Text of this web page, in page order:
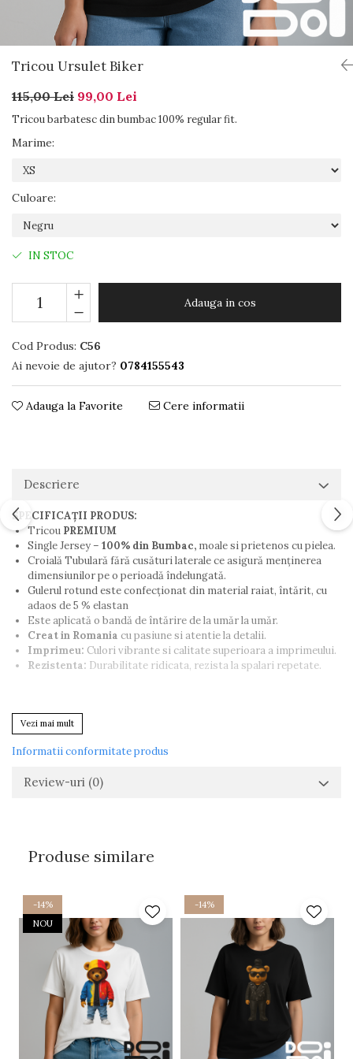
Tricou Ursulet Biker
115,00 Lei 99,00 Lei
Tricou barbatesc din bumbac 100% regular fit.
Marime:
Culoare:
IN STOC
Adauga in cos
Cod Produs: C56
Ai nevoie de ajutor? 0784155543
Adauga la Favorite Cere informatii
Descriere
SPECIFICAȚII PRODUS:
Tricou PREMIUM
Single Jersey – 100% din Bumbac, moale si prietenos cu pielea.
Croială Tubulară fără cusături laterale ce asigură menţinerea
dimensiunilor pe o perioadă îndelungată.
Gulerul rotund este confecționat din material raiat, întărit, cu
adaos de 5 % elastan
Este aplicată o bandă de întărire de la umăr la umăr.
Creat in Romania cu pasiune si atentie la detalii.
Imprimeu: Culori vibrante si calitate superioara a imprimeului.
Rezistenta: Durabilitate ridicata, rezista la spalari repetate.
Vezi mai mult
Informatii conformitate produs
Review-uri (0)
Produse similare
-14%
NOU
-14%